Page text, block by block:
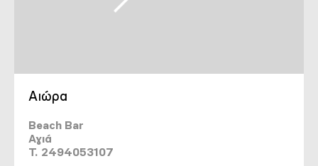
Αιώρα
Beach Bar
Αγιά
T. 2494053107